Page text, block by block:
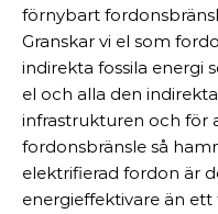
förnybart
Granskar vi el som
indirekta fossila energi
el och alla den
infrastrukturen och för
fordonsbränsle så
elektrifierad fordon är
energieffektivare än ett